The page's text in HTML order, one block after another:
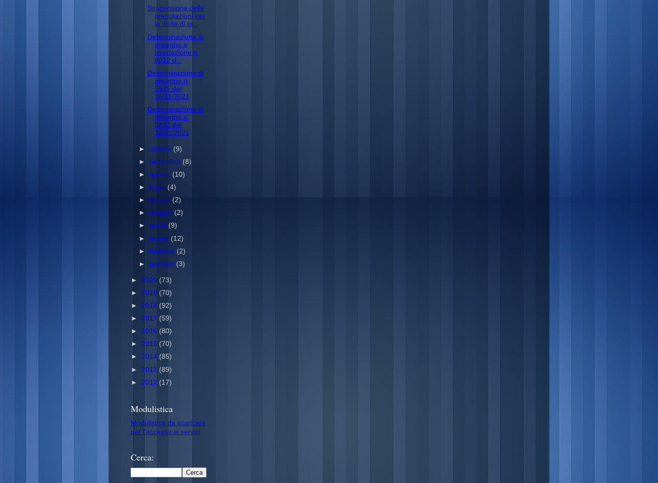
Sospensione delle
prenotazioni per
le visite di pr...
Determinazione di
impegno e
liquidazione n.
6012 d...
Determinazione di
impegno n.
5925 del
15/11/2021
Determinazione di
impegno n.
5832 del
12/11/2021
►ottobre (9)
►settembre (8)
►agosto (10)
►
luglio (4)
►giugno (2)
► maggio (2)
►aprile (9)
► marzo (12)
►febbraio (2)
►gennaio (3)
► 2020 (73)
► 2019 (70)
► 2018 (92)
► 2017 (59)
► 2016 (80)
► 2015 (70)
► 2014 (85)
► 2013 (89)
► 2012 (17)
Modulistica
Modulistica da scaricare
per l'accesso ai servizi
Cerca: